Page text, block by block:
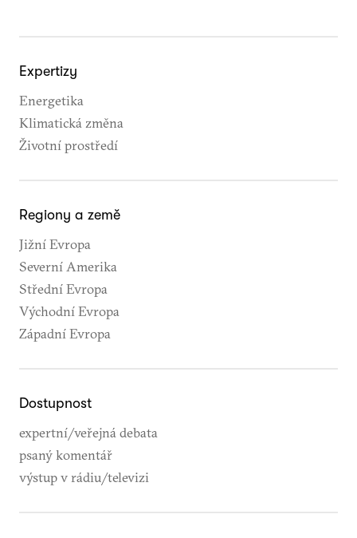
Expertizy
Energetika
Klimatická změna
Životní prostředí
Regiony a země
Jižní Evropa
Severní Amerika
Střední Evropa
Východní Evropa
Západní Evropa
Dostupnost
expertní/veřejná debata
psaný komentář
výstup v rádiu/televizi